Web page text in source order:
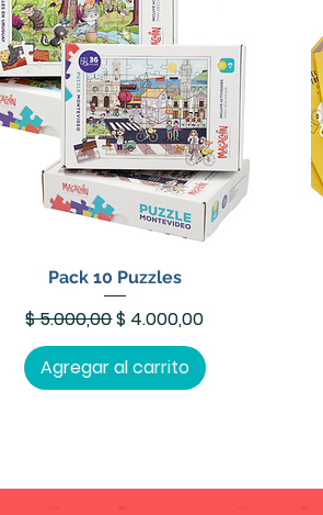
Pack 10 Puzzles
Precio
$ 5.000,00Precio de oferta
$ 4.000,00
Agregar al carrito